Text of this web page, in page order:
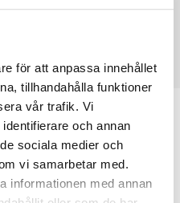
för att anpassa innehållet
tillhandahålla funktioner
vår trafik. Vi
och annan
sociala medier och
vi samarbetar med.
informationen med annan
55 R 18 109Y
bil?
att se om det däck
Om du köper däck som
fälgar, se till att kolla